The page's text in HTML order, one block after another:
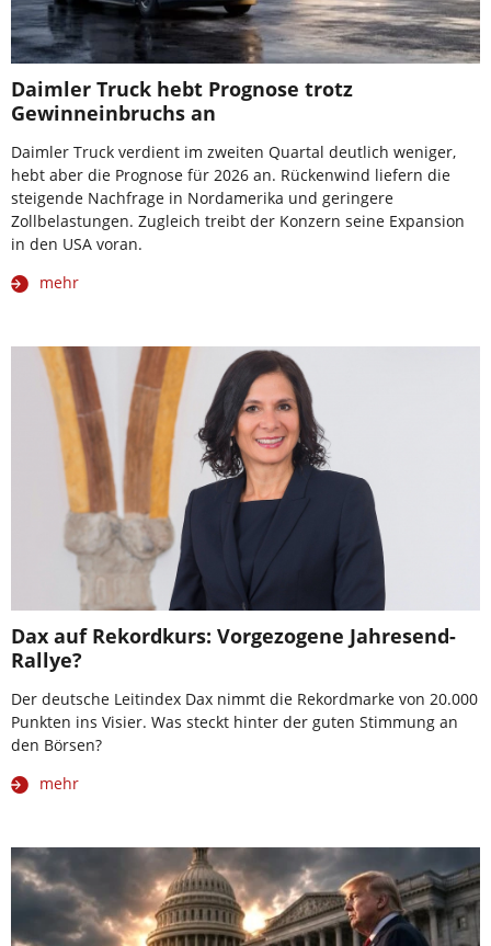
Daimler Truck hebt Prognose trotz
Gewinneinbruchs an
Daimler Truck verdient im zweiten Quartal deutlich weniger,
hebt aber die Prognose für 2026 an. Rückenwind liefern die
steigende Nachfrage in Nordamerika und geringere
Zollbelastungen. Zugleich treibt der Konzern seine Expansion
in den USA voran.
mehr
Dax auf Rekordkurs: Vorgezogene Jahresend-
Rallye?
Der deutsche Leitindex Dax nimmt die Rekordmarke von 20.000
Punkten ins Visier. Was steckt hinter der guten Stimmung an
den Börsen?
mehr